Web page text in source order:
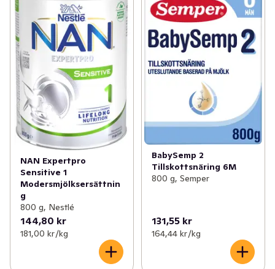
NAN Expertpro
Sensitive 1
Modersmjölksersättnin
g
800 g, Nestlé
144,80 kr
181,00 kr /kg
BabySemp 2
Tillskottsnäring 6M
800 g, Semper
131,55 kr
164,44 kr /kg